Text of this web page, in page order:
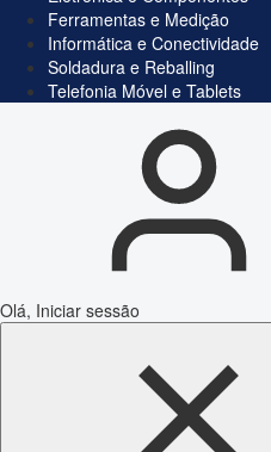
Ferramentas e Medição
Informática e Conectividade
Soldadura e Reballing
Telefonia Móvel e Tablets
Olá, Iniciar sessão